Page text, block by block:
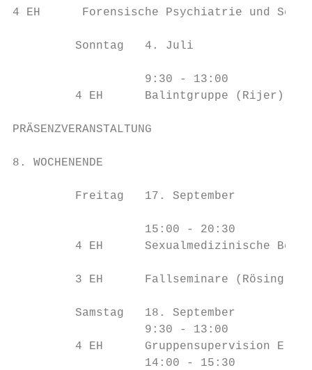
4 EH      Forensische Psychiatrie und
         Sonntag   4. Juli
                   9:30 - 13:00
         4 EH      Balintgruppe (Rijer)
PRÄSENZVERANSTALTUNG
8. WOCHENENDE
         Freitag   17. September
                   15:00 - 20:30
4 EH      Sexualmedizinische
         3 EH      Fallseminare (Rösing)
         Samstag   18. September
                   9:30 - 13:00
4 EH      Gruppensupervision
                   14:00 - 15:30